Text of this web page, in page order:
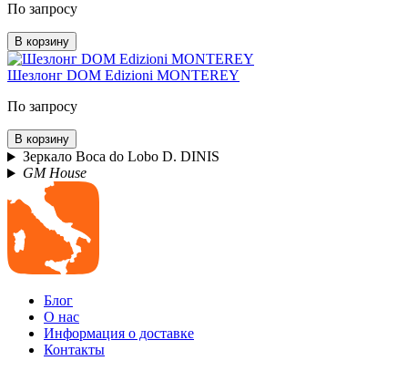
По запросу
В корзину
Шезлонг DOM Edizioni MONTEREY
По запросу
В корзину
Зеркало Boca do Lobo D. DINIS
GM House
Блог
О нас
Информация о доставке
Контакты